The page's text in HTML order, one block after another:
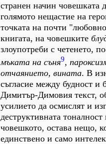
странен начин
голямото нещастие на
точката на почти
книгата, на човешките
злоупотреби с четенето,
мъката на съня9,
отчаянието, вината. В
съгласие между будност и
Димитър-Димовия текст,
усилието да осмислят и
деструктивната
човешкото, остава нещо,
единствено и само